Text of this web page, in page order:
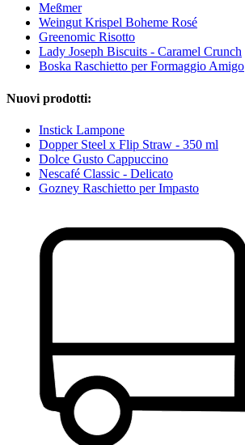
Meßmer
Weingut Krispel Boheme Rosé
Greenomic Risotto
Lady Joseph Biscuits - Caramel Crunch
Boska Raschietto per Formaggio Amigo
Nuovi prodotti:
Instick Lampone
Dopper Steel x Flip Straw - 350 ml
Dolce Gusto Cappuccino
Nescafé Classic - Delicato
Gozney Raschietto per Impasto